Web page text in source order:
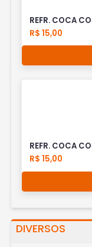
REFR. COCA
R$ 15,00
REFR. COCA
R$ 15,00
DIVERSOS